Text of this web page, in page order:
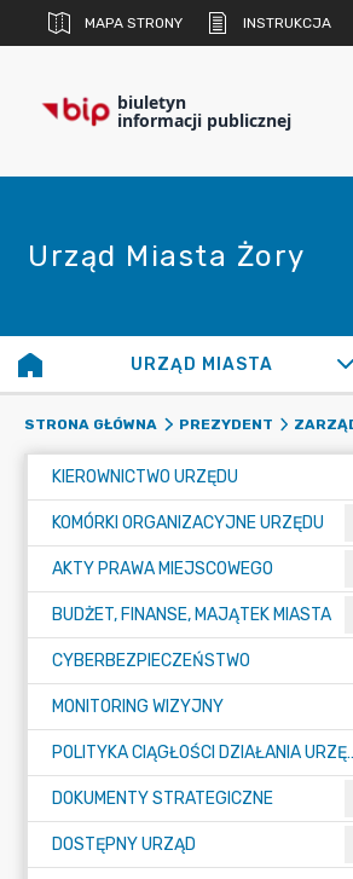
MAPA STRONY INSTRUKCJA
biuletyn
informacji publicznej
Urząd Miasta Żory
URZĄD MIASTA
STRONA GŁÓWNA PREZYDENT
KIEROWNICTWO URZĘDU
KOMÓRKI ORGANIZACYJNE URZĘDU
AKTY PRAWA MIEJSCOWEGO
BUDŻET, FINANSE, MAJĄTEK MIASTA
CYBERBEZPIECZEŃSTWO
MONITORING WIZYJNY
POLITYKA
DOKUMENTY STRATEGICZNE
DOSTĘPNY URZĄD